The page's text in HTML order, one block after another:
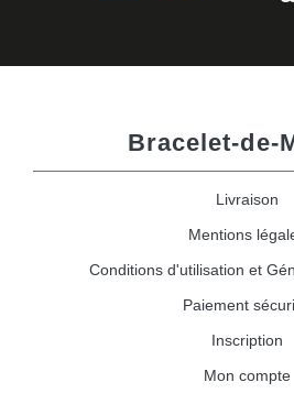
Bracelet-de-
Livraison
Mentions
Conditions d'utilisation et
Paiement
Inscription
Mon compte